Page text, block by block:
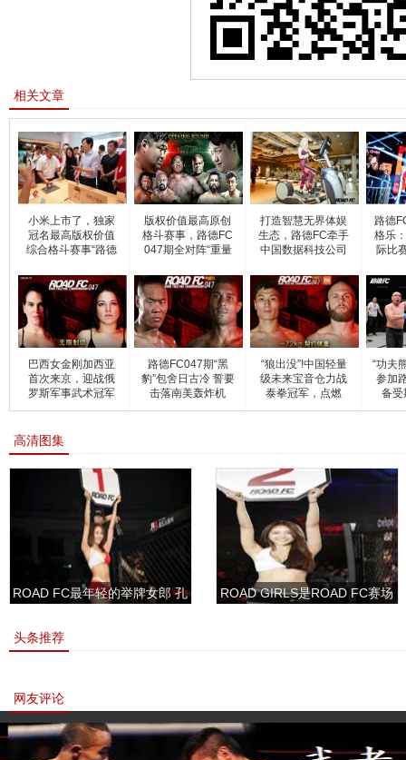
相关文章
小米上市了，独家
冠名最高版权价值
综合格斗赛事“路德
版权价值最高原创
格斗赛事，路德FC
047期全对阵“重量
打造智慧无界体娱
生态，路德FC牵手
中国数据科技公司
路德
格乐
际比
巴西女金刚加西亚
首次来京，迎战俄
罗斯军事武术冠军
路德FC047期“黑
豹”包舍日古冷 誓要
击落南美轰炸机
“狼出没”!中国轻量
级未来宝音仓力战
泰拳冠军，点燃
“功夫
参加
备受
高清图集
ROAD FC最年轻的举牌女郎 孔
ROAD GIRLS是ROAD FC赛场
头条推荐
网友评论